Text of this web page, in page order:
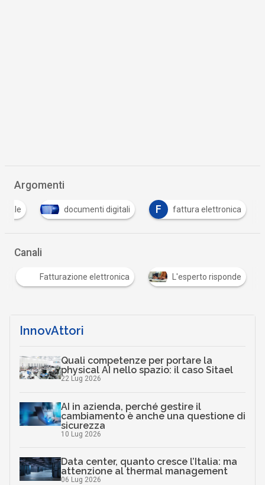
Argomenti
documenti digitali F fattura elettronica
Canali
Fatturazione elettronica L'esperto risponde
InnovAttori
Quali competenze per portare la
physical AI nello spazio: il caso Sitael
22 Lug 2026
AI in azienda, perché gestire il
cambiamento è anche una questione di
sicurezza
10 Lug 2026
Data center, quanto cresce l’Italia: ma
attenzione al thermal management
06 Lug 2026